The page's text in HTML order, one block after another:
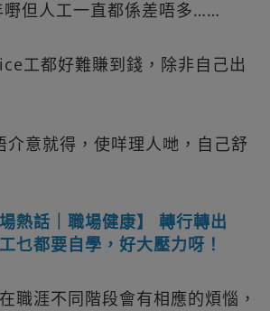
嘢但人工一直都係差唔多……
工都好難賺到錢，除非自己出
介意就得，使咩理人哋，自己舒
熱話｜職場健康】 轉行轉出
乜都要自學，好大壓力呀！
職涯不同階段會有相應的煩惱，